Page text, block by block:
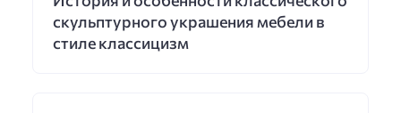
скульптурного украшения мебели в
стиле классицизм